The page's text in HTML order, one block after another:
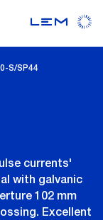
S/SP44
currents'
with galvanic
102 mm
Excellent